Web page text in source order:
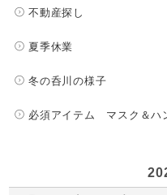
不動産探し
夏季休業
冬の呑川の様子
必須アイテム マスク＆ハ